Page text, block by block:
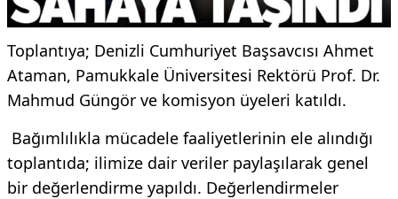
Toplantıya; Denizli Cumhuriyet Başsavcısı Ahmet
Ataman, Pamukkale Üniversitesi Rektörü Prof. Dr.
Mahmud Güngör ve komisyon üyeleri katıldı.
Bağımlılıkla mücadele faaliyetlerinin ele alındığı
toplantıda; ilimize dair veriler paylaşılarak genel
bir değerlendirme yapıldı. Değerlendirmeler